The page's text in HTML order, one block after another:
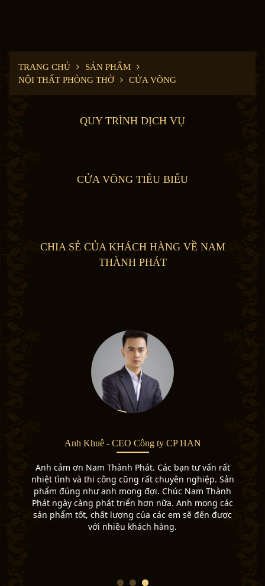
TRANG CHỦ
SẢN PHẨM
NỘI THẤT PHÒNG THỜ
CỬA VÕNG
QUY TRÌNH DỊCH VỤ
CỬA VÕNG TIÊU BIỂU
CHIA SẺ CỦA KHÁCH HÀNG VỀ NAM
THÀNH PHÁT
Anh Khuê - CEO Công ty CP HAN
Anh cảm ơn Nam Thành Phát. Các bạn tư vấn rất
nhiệt tình và thi công cũng rất chuyên nghiệp. Sản
phẩm đúng như anh mong đợi. Chúc Nam Thành
Phát ngày càng phát triển hơn nữa. Anh mong các
sản phẩm tốt, chất lượng của các em sẽ đến được
với nhiều khách hàng.